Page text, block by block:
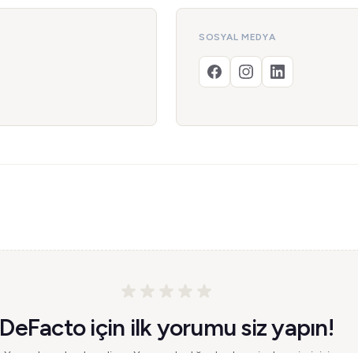
SOSYAL MEDYA
DeFacto için ilk yorumu siz yapın!